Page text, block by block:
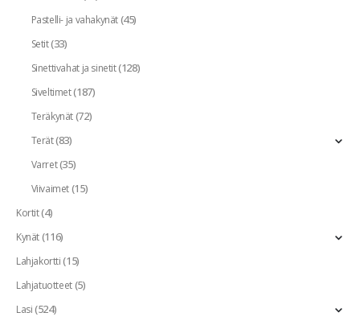
Pastelli- ja vahakynät(45)
Setit(33)
Sinettivahat ja sinetit(128)
Siveltimet(187)
Teräkynät(72)
Terät(83)
Varret(35)
Viivaimet(15)
Kortit(4)
Kynät(116)
Lahjakortti(15)
Lahjatuotteet(5)
Lasi(524)